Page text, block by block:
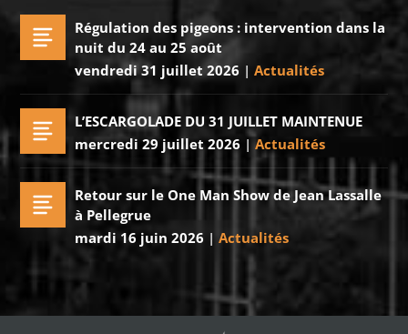
Régulation des pigeons : intervention dans la
nuit du 24 au 25 août
vendredi 31 juillet 2026 |Actualités
L’ESCARGOLADE DU 31 JUILLET MAINTENUE
mercredi 29 juillet 2026 |Actualités
Retour sur le One Man Show de Jean Lassalle
à Pellegrue
mardi 16 juin 2026 |Actualités